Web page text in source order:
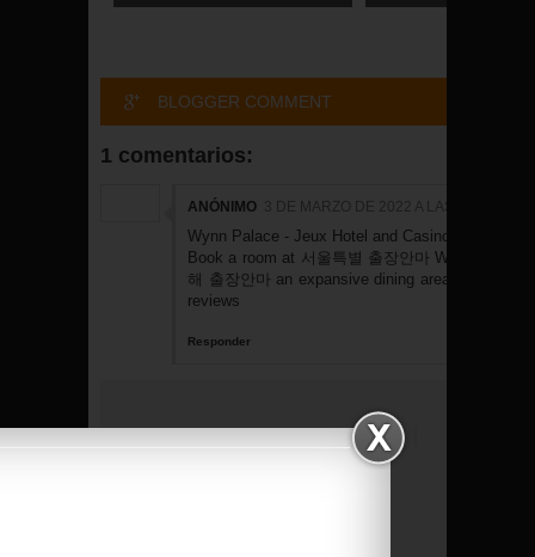
INVIERNO ...
BLOGGER COMMENT
1 comentarios:
ANÓNIMO 3 DE MARZO DE 2022 A LAS 21:30
Wynn Palace - Jeux Hotel and Casino in Las
Book a room at 서울특별 출장안마 Wynn
해 출장안마 an expansive dining area, and a
reviews
Responder